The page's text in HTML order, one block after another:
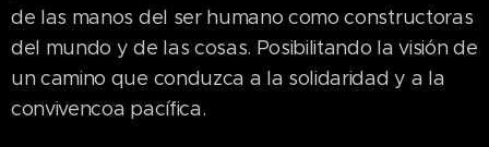
de las manos del ser humano como constructoras
del mundo y de las cosas. Posibilitando la visión de
un camino que conduzca a la solidaridad y a la
convivencoa pacífica.